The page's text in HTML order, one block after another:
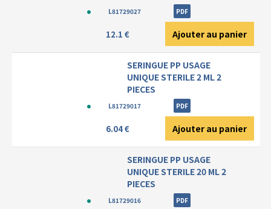
L81729027 PDF
12.1 € Ajouter au panier
SERINGUE PP USAGE
UNIQUE STERILE 2 ML 2
PIECES
L81729017 PDF
6.04 € Ajouter au panier
SERINGUE PP USAGE
UNIQUE STERILE 20 ML 2
PIECES
L81729016 PDF